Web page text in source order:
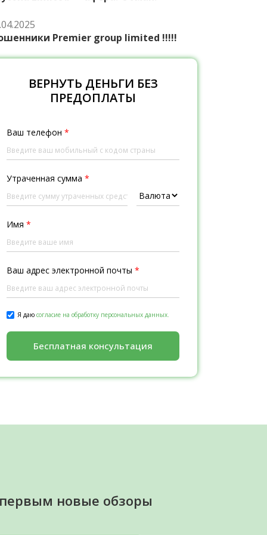
Premier group limited !!!!!
ВЕРНУТЬ ДЕНЬГИ БЕЗ
ПРЕДОПЛАТЫ
Ваш телефон *
Утраченная сумма *
Имя *
Ваш адрес электронной почты *
Я даю согласие на обработку персональных данных.
Бесплатная консультация
новые обзоры